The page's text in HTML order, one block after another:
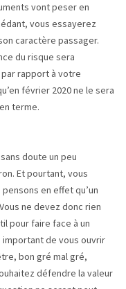
vont peser en
vous essayerez
caractère passager.
du risque sera
rapport à votre
février 2020 ne le sera
terme.
doute un peu
Et pourtant, vous
en effet qu’un
ne devez donc rien
pour faire face à un
important de vous ouvrir
bon gré mal gré,
défendre la valeur